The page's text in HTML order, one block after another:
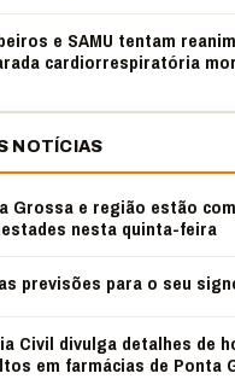
e SAMU tentam
cardiorrespiratória
NOTÍCIAS
Grossa e região estão
nesta quinta-feira
previsões para o seu
Civil divulga detalhes de
em farmácias de Ponta